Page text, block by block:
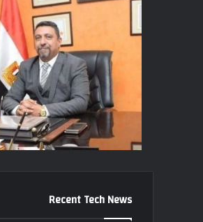
Recent Tech News